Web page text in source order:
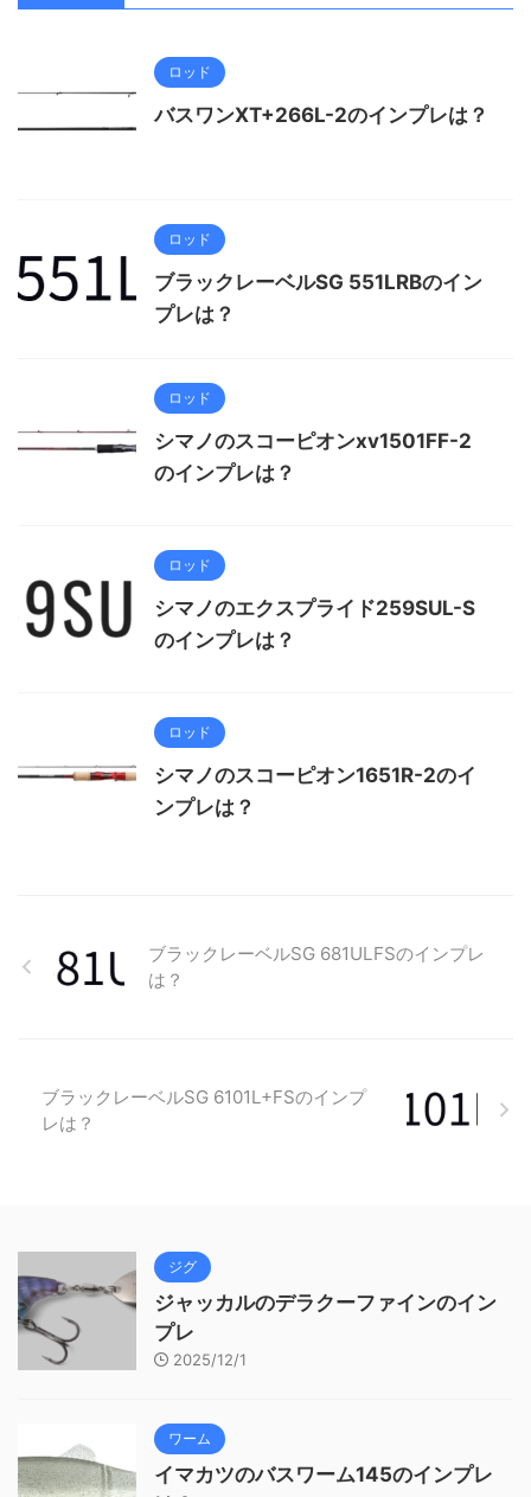
ロッド
バスワンXT+266L-2のインプレは？
ロッド
ブラックレーベルSG 551LRBのイン
プレは？
ロッド
シマノのスコーピオンxv1501FF-2
のインプレは？
ロッド
シマノのエクスプライド259SUL-S
のインプレは？
ロッド
シマノのスコーピオン1651R-2のイ
ンプレは？
ブラックレーベルSG 681ULFSのインプレ
は？
ブラックレーベルSG 6101L+FSのインプ
レは？
ジグ
ジャッカルのデラクーファインのイン
プレ
2025/12/1
ワーム
イマカツのバスワーム145のインプレ